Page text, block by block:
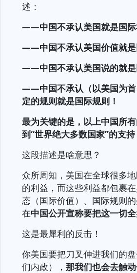
述：
——中国不承认美国就是国际
——中国不承认美国价值就是
——中国不承认美国说的就是
——中国不承认（以美国为首
定的规则就是国际规则！
最为关键的是，以上中国所
到“世界绝大多数国家”的支持
这段描述是啥意思？
众所周知，美国在全球很多
的利益，而这些利益都包裹
态（国际价值）、国际规则
在中国公开宣称要把这一切全
这是最犀利的反击！
你美国要把刀叉伸进我们的
们内政）， 那我们也会去触